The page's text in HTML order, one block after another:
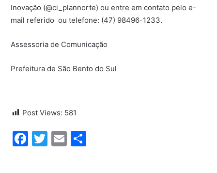
Inovação (@ci_plannorte) ou entre em contato pelo e-
mail referido ou telefone: (47) 98496-1233.
Assessoria de Comunicação
Prefeitura de São Bento do Sul
Post Views: 581
Facebook
Twitter
Email